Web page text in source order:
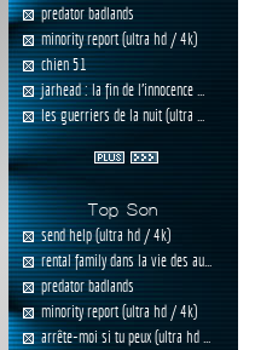
predator badlands
minority report (ultra hd / 4k)
chien 51
jarhead : la fin de l'innocence ...
les guerriers de la nuit (ultra ...
Top Son
send help (ultra hd / 4k)
rental family dans la vie des au...
predator badlands
minority report (ultra hd / 4k)
arrête-moi si tu peux (ultra hd ...